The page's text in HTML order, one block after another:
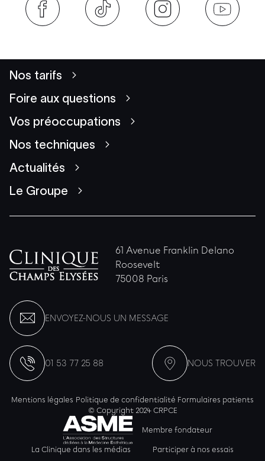
Nos tarifs
Foire aux questions
Vos préoccupations
Nos techniques
Actualités
Le Groupe
61 Avenue Franklin Delano
Roosevelt
75008 Paris
ENVOYEZ-NOUS UN MESSAGE
01 53 77 25 88 NOUS TROUVER
Mentions légales Politique de confidentialité Formulaires patients
© Copyright 2024 CRPCE
Membre fondateur
La Clinique dans les médias Participer à nos essais